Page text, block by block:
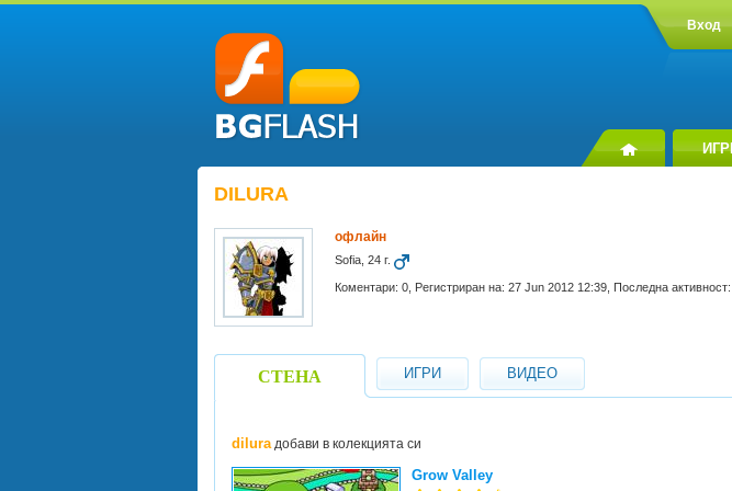
Вход
DILURA
офлайн
Sofia, 24 г.
Коментари: 0, Регистриран на: 27 Jun 2012 12:39, Последна
СТЕНА ИГРИ ВИДЕО
diluraдобави в колекцията си
Grow Valley